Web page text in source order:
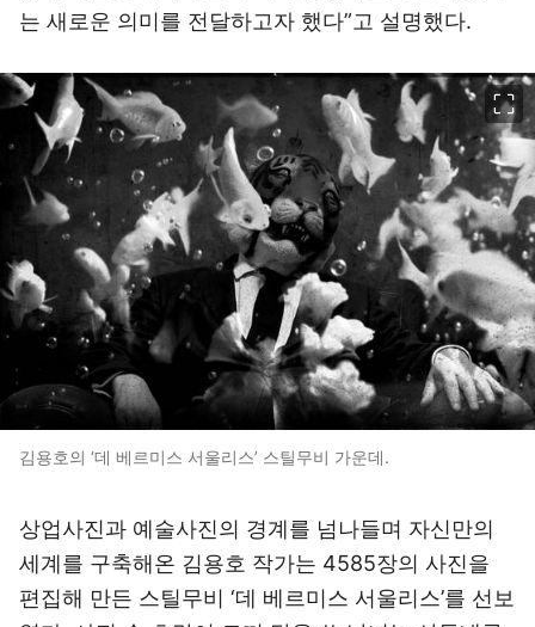
는 새로운 의미를 전달하고자 했다”고 설명했다.
김용호의 ‘데 베르미스 서울리스’ 스틸무비 가운데.
상업사진과 예술사진의 경계를 넘나들며 자신만의
세계를 구축해온 김용호 작가는 4585장의 사진을
편집해 만든 스틸무비 ‘데 베르미스 서울리스’를 선보